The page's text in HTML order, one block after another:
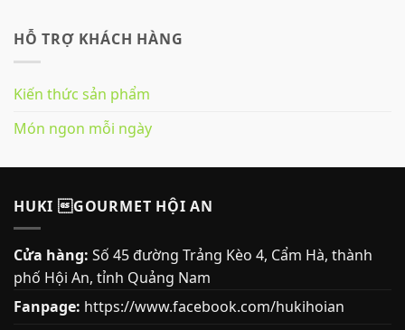
HỖ TRỢ KHÁCH HÀNG
Kiến thức sản phẩm
Món ngon mỗi ngày
HUKI GOURMET HỘI AN
Cửa hàng: Số 45 đường Trảng Kèo 4, Cẩm Hà, thành
phố Hội An, tỉnh Quảng Nam
Fanpage: https://www.facebook.com/hukihoian